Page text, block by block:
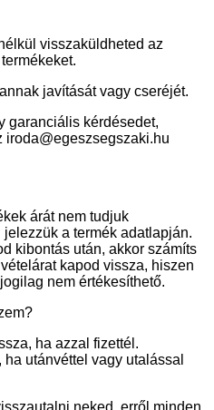
visszaküldheted az
javítását vagy cseréjét.
garanciális kérdésedet,
iroda@egeszsegszaki.hu
árát nem tudjuk
a termék adatlapján.
kibontás után, akkor számíts
kapod vissza, hiszen
nem értékesíthető.
ha azzal fizettél.
utánvéttel vagy utalással
neked, erről minden